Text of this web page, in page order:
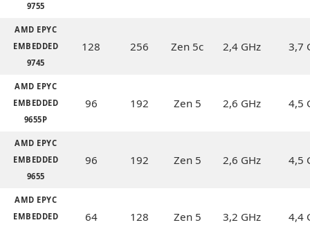
9755
AMD EPYC
EMBEDDED
9745
128 256 Zen 5c 2,4 GHz 3,7
AMD EPYC
EMBEDDED
9655P
96 192 Zen 5 2,6 GHz 4,5
AMD EPYC
EMBEDDED
9655
96 192 Zen 5 2,6 GHz 4,5
AMD EPYC
EMBEDDED
64 128 Zen 5 3,2 GHz 4,4